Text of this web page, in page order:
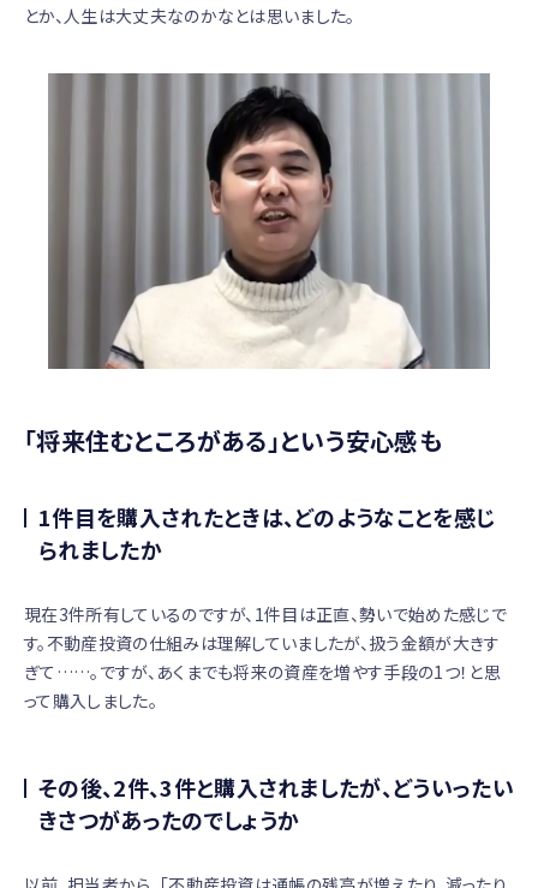
とか、人生は大丈夫なのかなとは思いました。
「将来住むところがある」という安心感も
1件目を購入されたときは、どのようなことを感じ
られましたか
現在3件所有しているのですが、1件目は正直、勢いで始めた感じで
す。不動産投資の仕組みは理解していましたが、扱う金額が大きす
ぎて……。ですが、あくまでも将来の資産を増やす手段の1つ！と思
って購入しました。
その後、2件、3件と購入されましたが、どういったい
きさつがあったのでしょうか